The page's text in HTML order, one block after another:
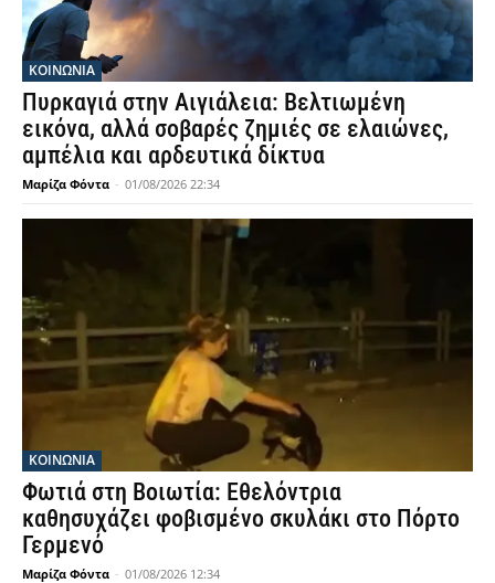
ΚΟΙΝΩΝΙΑ
Πυρκαγιά στην Αιγιάλεια: Βελτιωμένη
εικόνα, αλλά σοβαρές ζημιές σε ελαιώνες,
αμπέλια και αρδευτικά δίκτυα
Μαρίζα Φόντα - 01/08/2026 22:34
ΚΟΙΝΩΝΙΑ
Φωτιά στη Βοιωτία: Εθελόντρια
καθησυχάζει φοβισμένο σκυλάκι στο Πόρτο
Γερμενό
Μαρίζα Φόντα - 01/08/2026 12:34